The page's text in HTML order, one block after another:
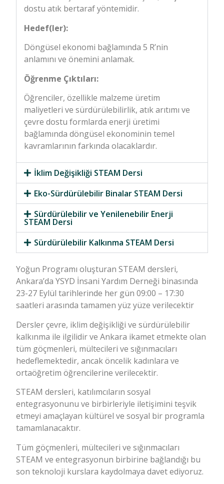
dostu atık bertaraf yöntemidir.
Hedef(ler):
Döngüsel ekonomi bağlamında 5 R’nin
anlamını ve önemini anlamak.
Öğrenme Çıktıları:
Öğrenciler, özellikle malzeme üretim
maliyetleri ve sürdürülebilirlik, atık arıtımı ve
çevre dostu formlarda enerji üretimi
bağlamında döngüsel ekonominin temel
kavramlarının farkında olacaklardır.
İklim Değişikliği STEAM Dersi
Eko-Sürdürülebilir Binalar STEAM Dersi
Sürdürülebilir ve Yenilenebilir Enerji
STEAM Dersi
Sürdürülebilir Kalkınma STEAM Dersi
Yoğun Programı oluşturan STEAM dersleri,
Ankara’da YSYD İnsani Yardım Derneği binasında
23-27 Eylül tarihlerinde her gün 09:00 – 17:30
saatleri arasında tamamen yüz yüze verilecektir
Dersler çevre, iklim değişikliği ve sürdürülebilir
kalkınma ile ilgilidir ve Ankara ikamet etmekte olan
tüm göçmenleri, mültecileri ve sığınmacıları
hedeflemektedir, ancak öncelik kadınlara ve
ortaöğretim öğrencilerine verilecektir.
STEAM dersleri, katılımcıların sosyal
entegrasyonunu ve birbirleriyle iletişimini teşvik
etmeyi amaçlayan kültürel ve sosyal bir programla
tamamlanacaktır.
Tüm göçmenleri, mültecileri ve sığınmacıları
STEAM ve entegrasyonun birbirine bağlandığı bu
son teknoloji kurslara kaydolmaya davet ediyoruz.